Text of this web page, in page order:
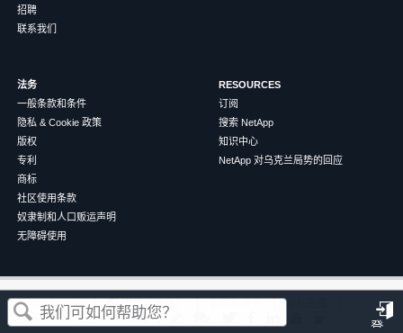
登
这篇文章对您有帮助吗？
招聘
联系我们
法务
一般条款和条件
隐私 & Cookie 政策
版权
专利
商标
社区使用条款
奴隶制和人口贩运声明
无障碍使用
RESOURCES
订阅
搜索 NetApp
知识中心
NetApp 对乌克兰局势的回应
©2026NetApp 中文（简体）
隐私政策
Cookie 政策
Cookie 设置